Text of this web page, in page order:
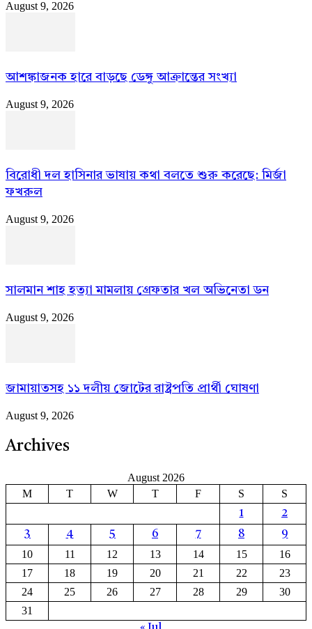
August 9, 2026
আশঙ্কাজনক হারে বাড়ছে ডেঙ্গু আক্রান্তের সংখ্যা
August 9, 2026
বিরোধী দল হাসিনার ভাষায় কথা বলতে শুরু করেছে: মির্জা
ফখরুল
August 9, 2026
সালমান শাহ হত্যা মামলায় গ্রেফতার খল অভিনেতা ডন
August 9, 2026
জামায়াতসহ ১১ দলীয় জোটের রাষ্ট্রপতি প্রার্থী ঘোষণা
August 9, 2026
Archives
August 2026
M
T W T F S S
1
2
3
4 5 6 7 8 9
10 11 12 13 14 15
16
17
18 19 20 21 22
23
24
25 26 27 28 29
30
31